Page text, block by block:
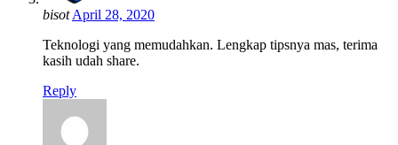
bisotApril 28, 2020
Teknologi yang memudahkan. Lengkap tipsnya mas, terima
kasih udah share.
Reply